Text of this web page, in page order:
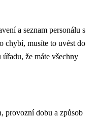
a seznam personálu s
chybí, musíte to uvést do
že máte všechny
provozní dobu a způsob